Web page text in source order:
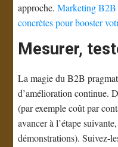
approche.Marketing B2B
concrètes pour booster
Mesurer,
La magie du B2B
d’amélioration continue.
(par exemple coût par
avancer à l’étape
démonstrations). Suivez-